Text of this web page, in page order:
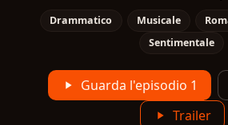
Drammatico Musicale
Sentimentale
Guarda l'episodio 1
Trailer